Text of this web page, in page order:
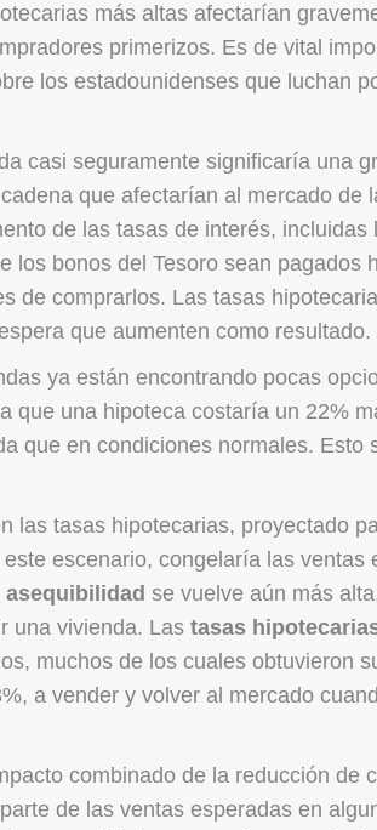
más altas afectarían
primerizos. Es de vital
los estadounidenses que luchan
casi seguramente significaría una
que afectarían al mercado de
de las tasas de interés, incluidas
los bonos del Tesoro sean pagados
de comprarlos. Las tasas
que aumenten como resultado.
ya están encontrando pocas
que una hipoteca costaría un 22%
que en condiciones normales. Esto
las tasas hipotecarias, proyectado
escenario, congelaría las ventas
asequibilidad se vuelve aún más
una vivienda. Las tasas
muchos de los cuales obtuvieron
a vender y volver al mercado
combinado de la reducción de
de las ventas esperadas en